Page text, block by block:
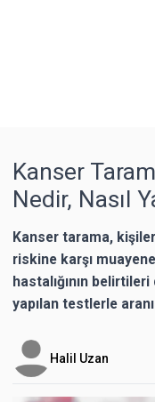
Kanser
Nedir, Nasıl
Kanser tarama,
riskine karşı
hastalığının
yapılan testlerle
Halil Uzan